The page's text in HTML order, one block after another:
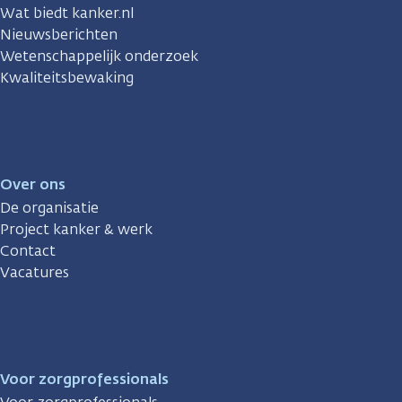
Wat biedt kanker.nl
Nieuwsberichten
Wetenschappelijk onderzoek
Kwaliteitsbewaking
Over ons
De organisatie
Project kanker & werk
Contact
Vacatures
Voor zorgprofessionals